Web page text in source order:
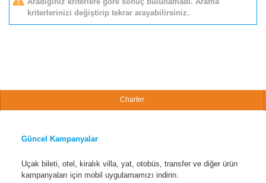
kriterlerinizi değiştirip tekrar arayabilirsiniz.
Charter
Güncel Kampanyalar
Uçak bileti, otel, kiralık villa, yat, otobüs, transfer ve diğer ürün
kampanyaları için mobil uygulamamızı indirin.